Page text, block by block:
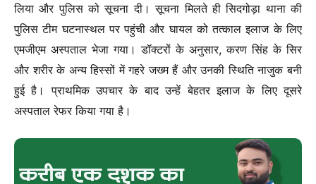
लिया और पुलिस को सूचना दी। सूचना मिलते ही सिदगोड़ा थाना की
पुलिस टीम घटनास्थल पर पहुंची और घायल को तत्काल इलाज के लिए
एमजीएम अस्पताल भेजा गया। डॉक्टरों के अनुसार, करण सिंह के सिर
और शरीर के अन्य हिस्सों में गहरे जख्म हैं और उनकी स्थिति नाजुक बनी
हुई है। प्राथमिक उपचार के बाद उन्हें बेहतर इलाज के लिए दूसरे
अस्पताल रेफर किया गया है।